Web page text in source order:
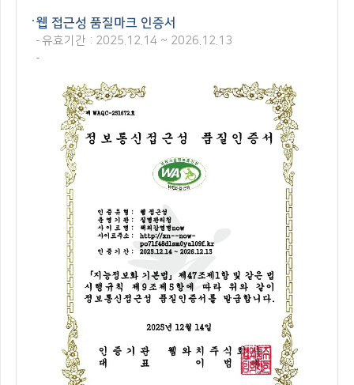
웹 접근성 품질마크 인증서
유효기간 : 2025.12.14 ~ 2026.12.13